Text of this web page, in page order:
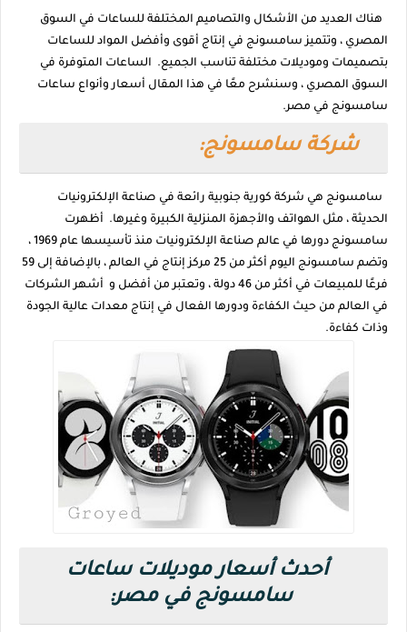
هناك العديد من الأشكال والتصاميم المختلفة للساعات في السوق
المصري ، وتتميز سامسونج في إنتاج أقوى وأفضل المواد للساعات
بتصميمات وموديلات مختلفة تناسب الجميع. الساعات المتوفرة في
السوق المصري ، وسنشرح معًا في هذا المقال أسعار وأنواع ساعات
سامسونج في مصر.
شركة سامسونج:
سامسونج هي شركة كورية جنوبية رائعة في صناعة الإلكترونيات
الحديثة ، مثل الهواتف والأجهزة المنزلية الكبيرة وغيرها. أظهرت
سامسونج دورها في عالم صناعة الإلكترونيات منذ تأسيسها عام 1969 ،
وتضم سامسونج اليوم أكثر من 25 مركز إنتاج في العالم ، بالإضافة إلى 59
فرعًا للمبيعات في أكثر من 46 دولة ، وتعتبر من أفضل و أشهر الشركات
في العالم من حيث الكفاءة ودورها الفعال في إنتاج معدات عالية الجودة
وذات كفاءة.
أحدث أسعار موديلات ساعات
سامسونج في مصر: